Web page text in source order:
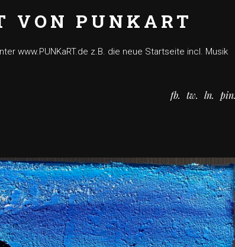
VON PUNKART
www.PUNKaRT.de z.B. die neue Startseite incl. Musik
fb tw ln pin